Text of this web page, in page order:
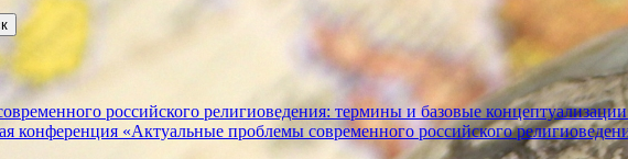
российского религиоведения: термины и базовые
конференция «Актуальные проблемы современного российского